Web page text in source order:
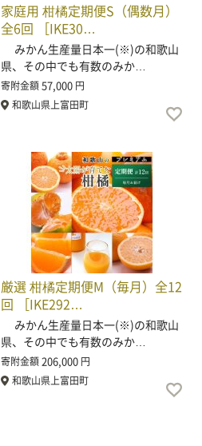
家庭用 柑橘定期便S（偶数月）
全6回 ［IKE30…
みかん生産量日本一(※)の和歌山
県、その中でも有数のみか…
寄附金額57,000 円
和歌山県上富田町
厳選 柑橘定期便M（毎月）全12
回 ［IKE292…
みかん生産量日本一(※)の和歌山
県、その中でも有数のみか…
寄附金額206,000 円
和歌山県上富田町